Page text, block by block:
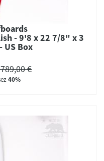
- 9'8 x 22 7/8" x 3
US Box
€
40%